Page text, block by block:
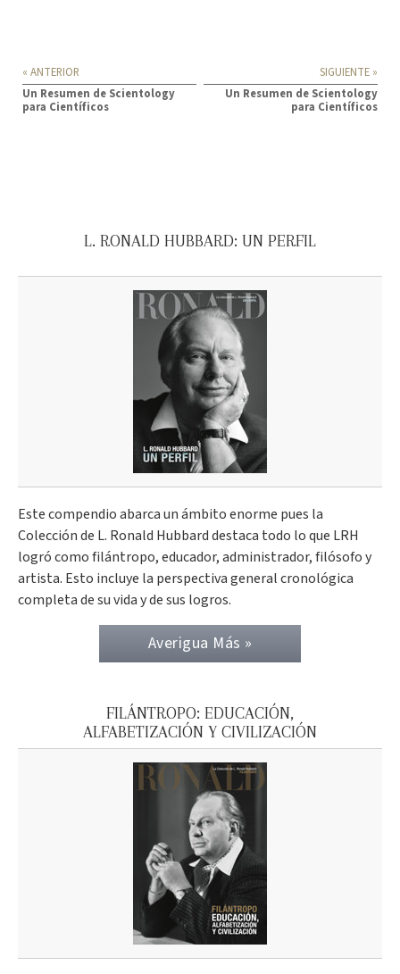
« ANTERIOR
Un Resumen de Scientology
para Científicos
SIGUIENTE »
Un Resumen de Scientology
para Científicos
L. RONALD HUBBARD: UN PERFIL
Este compendio abarca un ámbito enorme pues la
Colección de L. Ronald Hubbard destaca todo lo que LRH
logró como filántropo, educador, administrador, filósofo y
artista. Esto incluye la perspectiva general cronológica
completa de su vida y de sus logros.
Averigua Más »
FILÁNTROPO: EDUCACIÓN,
ALFABETIZACIÓN Y CIVILIZACIÓN